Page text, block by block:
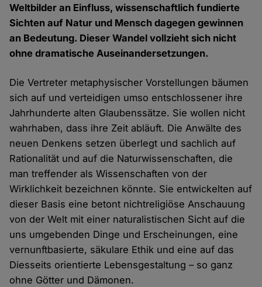
Weltbilder an Einfluss, wissenschaftlich fundierte
Sichten auf Natur und Mensch dagegen gewinnen
an Bedeutung. Dieser Wandel vollzieht sich nicht
ohne dramatische Auseinandersetzungen.
Die Vertreter metaphysischer Vorstellungen bäumen
sich auf und verteidigen umso entschlossener ihre
Jahrhunderte alten Glaubenssätze. Sie wollen nicht
wahrhaben, dass ihre Zeit abläuft. Die Anwälte des
neuen Denkens setzen überlegt und sachlich auf
Rationalität und auf die Naturwissenschaften, die
man treffender als Wissenschaften von der
Wirklichkeit bezeichnen könnte. Sie entwickelten auf
dieser Basis eine betont nichtreligiöse Anschauung
von der Welt mit einer naturalistischen Sicht auf die
uns umgebenden Dinge und Erscheinungen, eine
vernunftbasierte, säkulare Ethik und eine auf das
Diesseits orientierte Lebensgestaltung – so ganz
ohne Götter und Dämonen.